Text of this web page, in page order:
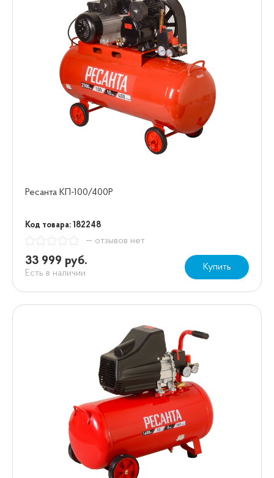
Ресанта КП-100/400Р
Код товара: 182248
— отзывов нет
33 999 руб.
Есть в наличии
Купить